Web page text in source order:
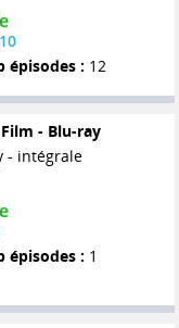
épisodes : 12
- Blu-ray
- intégrale
épisodes : 1